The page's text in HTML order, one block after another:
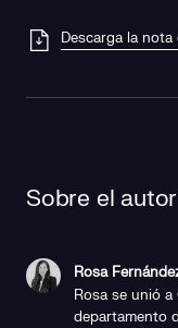
Descarga la
Sobre el autor
Rosa
Rosa se unió
departamento